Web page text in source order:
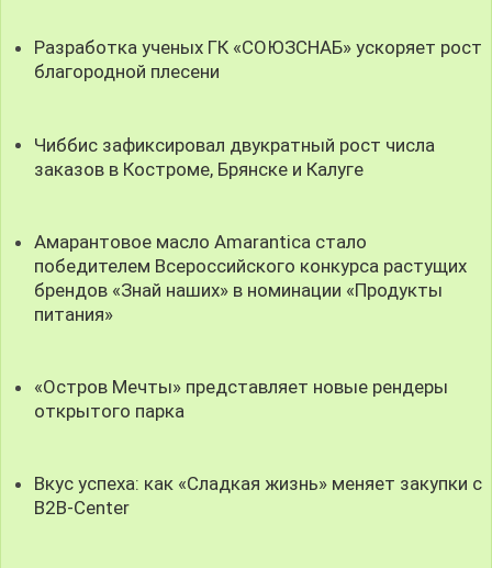
Разработка ученых ГК «СОЮЗСНАБ» ускоряет рост
благородной плесени
Чиббис зафиксировал двукратный рост числа
заказов в Костроме, Брянске и Калуге
Амарантовое масло Amarantica стало
победителем Всероссийского конкурса растущих
брендов «Знай наших» в номинации «Продукты
питания»
«Остров Мечты» представляет новые рендеры
открытого парка
Вкус успеха: как «Сладкая жизнь» меняет закупки с
B2B-Center